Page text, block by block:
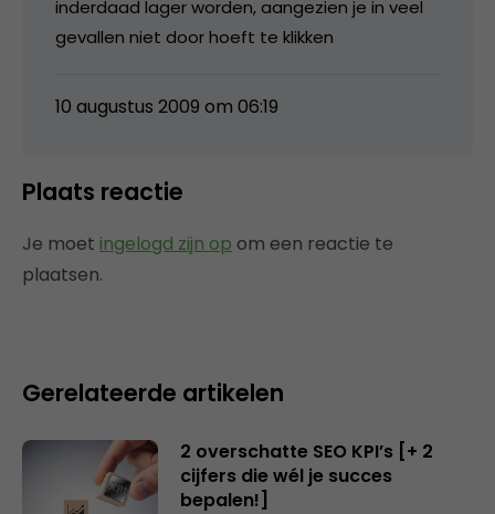
inderdaad lager worden, aangezien je in veel
gevallen niet door hoeft te klikken
10 augustus 2009 om 06:19
Plaats reactie
Je moet ingelogd zijn op om een reactie te
plaatsen.
Gerelateerde artikelen
2 overschatte SEO KPI’s [+ 2
cijfers die wél je succes
bepalen!]